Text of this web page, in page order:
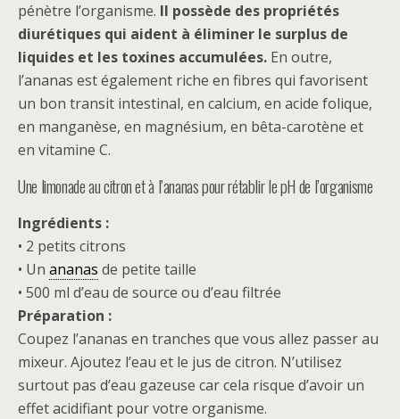
pénètre l’organisme. Il possède des propriétés
diurétiques qui aident à éliminer le surplus de
liquides et les toxines accumulées. En outre,
l’ananas est également riche en fibres qui favorisent
un bon transit intestinal, en calcium, en acide folique,
en manganèse, en magnésium, en bêta-carotène et
en vitamine C.
Une limonade au citron et à l’ananas pour rétablir le pH de l’organisme
Ingrédients :
• 2 petits citrons
• Un ananas de petite taille
• 500 ml d’eau de source ou d’eau filtrée
Préparation :
Coupez l’ananas en tranches que vous allez passer au
mixeur. Ajoutez l’eau et le jus de citron. N’utilisez
surtout pas d’eau gazeuse car cela risque d’avoir un
effet acidifiant pour votre organisme.